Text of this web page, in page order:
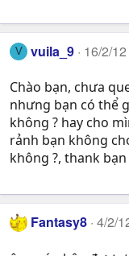
V vuila_9 16/2/12
Chào bạn, chưa
nhưng bạn có thể
không ? hay cho
rảnh bạn không
không ?, thank
Fantasy8 4/2/